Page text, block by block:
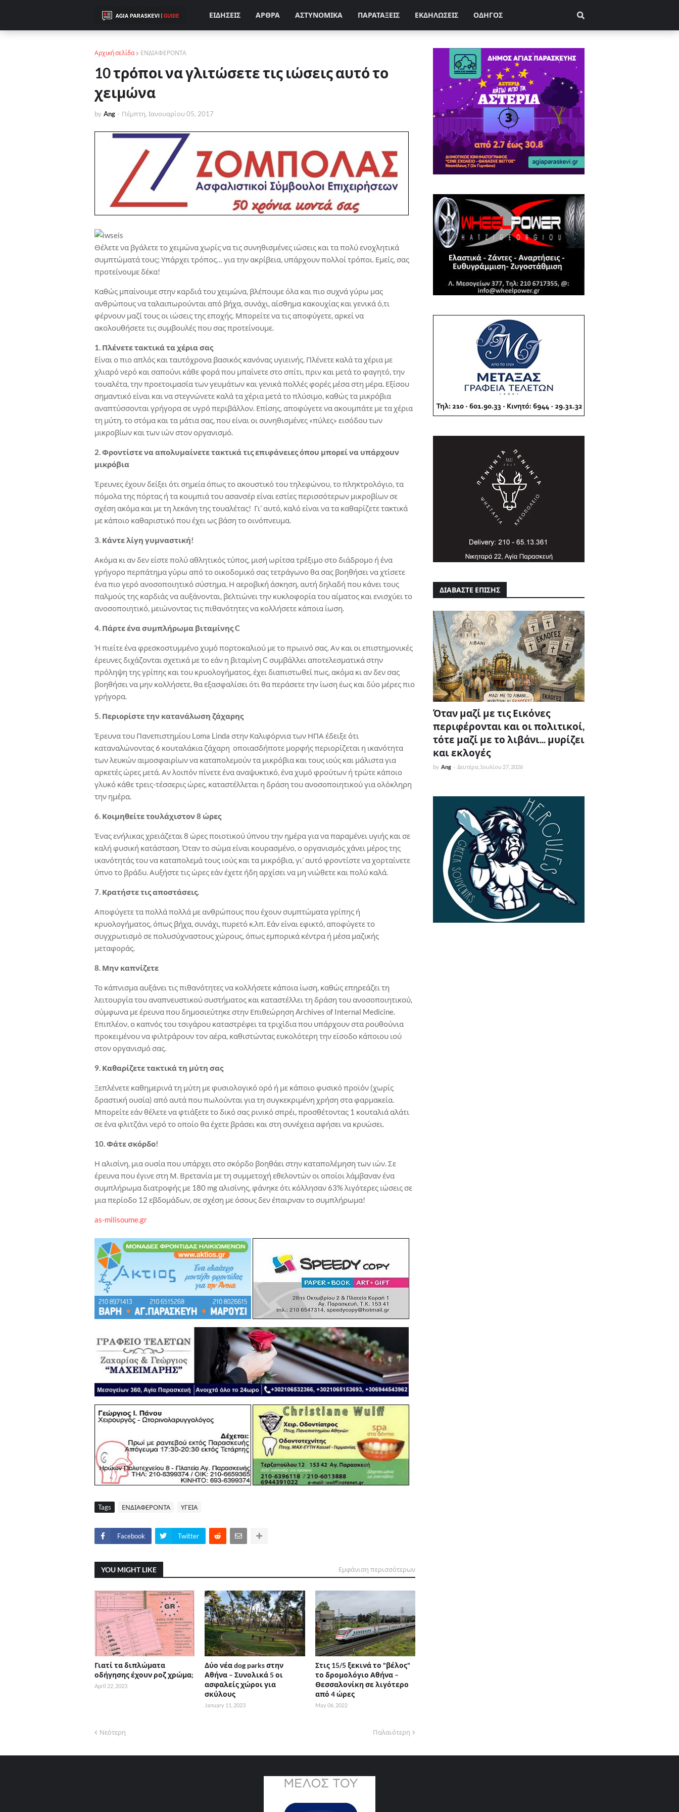
ΕΙΔΗΣΕΙΣ ΑΡΘΡΑ ΑΣΤΥΝΟΜΙΚΑ ΠΑΡΑΤΑΞΕΙΣ ΕΚΔΗΛΩΣΕΙΣ ΟΔΗΓΟΣ
Αρχική σελίδα ΕΝΔΙΑΦΕΡΟΝΤΑ
10 τρόποι να γλιτώσετε τις ιώσεις αυτό το
χειμώνα
by Ang - Πέμπτη, Ιανουαρίου 05, 2017
Θέλετε να βγάλετε το χειμώνα χωρίς να τις συνηθισμένες ιώσεις και τα πολύ ενοχλητικά
συμπτώματά τους; Υπάρχει τρόπος… για την ακρίβεια, υπάρχουν πολλοί τρόποι. Εμείς, σας
προτείνουμε δέκα!
Καθώς μπαίνουμε στην καρδιά του χειμώνα, βλέπουμε όλα και πιο συχνά γύρω μας
ανθρώπους να ταλαιπωρούνται από βήχα, συνάχι, αίσθημα κακουχίας και γενικά ό,τι
φέρνουν μαζί τους οι ιώσεις της εποχής. Μπορείτε να τις αποφύγετε, αρκεί να
ακολουθήσετε τις συμβουλές που σας προτείνουμε.
1. Πλένετε τακτικά τα χέρια σας
Είναι ο πιο απλός και ταυτόχρονα βασικός κανόνας υγιεινής. Πλένετε καλά τα χέρια με
χλιαρό νερό και σαπούνι κάθε φορά που μπαίνετε στο σπίτι, πριν και μετά το φαγητό, την
τουαλέτα, την προετοιμασία των γευμάτων και γενικά πολλές φορές μέσα στη μέρα. Εξίσου
σημαντικό είναι και να στεγνώνετε καλά τα χέρια μετά το πλύσιμο, καθώς τα μικρόβια
αναπτύσσονται γρήγορα σε υγρό περιβάλλον. Επίσης, αποφύγετε να ακουμπάτε με τα χέρια
τη μύτη, το στόμα και τα μάτια σας, που είναι οι συνηθισμένες «πύλες» εισόδου των
μικροβίων και των ιών στον οργανισμό.
2. Φροντίστε να απολυμαίνετε τακτικά τις επιφάνειες όπου μπορεί να υπάρχουν
μικρόβια
Έρευνες έχουν δείξει ότι σημεία όπως το ακουστικό του τηλεφώνου, το πληκτρολόγιο, τα
πόμολα της πόρτας ή τα κουμπιά του ασανσέρ είναι εστίες περισσότερων μικροβίων σε
σχέση ακόμα και με τη λεκάνη της τουαλέτας! Γι’ αυτό, καλό είναι να τα καθαρίζετε τακτικά
με κάποιο καθαριστικό που έχει ως βάση το οινόπνευμα.
3. Κάντε λίγη γυμναστική!
Ακόμα κι αν δεν είστε πολύ αθλητικός τύπος, μισή ωρίτσα τρέξιμο στο διάδρομο ή ένα
γρήγορο περπάτημα γύρω από το οικοδομικό σας τετράγωνο θα σας βοηθήσει να χτίσετε
ένα πιο γερό ανοσοποιητικό σύστημα. Η αεροβική άσκηση, αυτή δηλαδή που κάνει τους
παλμούς της καρδιάς να αυξάνονται, βελτιώνει την κυκλοφορία του αίματος και ενισχύει το
ανοσοποιητικό, μειώνοντας τις πιθανότητες να κολλήσετε κάποια ίωση.
4. Πάρτε ένα συμπλήρωμα βιταμίνης C
Ή πιείτε ένα φρεσκοστυμμένο χυμό πορτοκαλιού με το πρωινό σας. Αν και οι επιστημονικές
έρευνες διχάζονται σχετικά με το εάν η βιταμίνη C συμβάλλει αποτελεσματικά στην
πρόληψη της γρίπης και του κρυολογήματος, έχει διαπιστωθεί πως, ακόμα κι αν δεν σας
βοηθήσει να μην κολλήσετε, θα εξασφαλίσει ότι θα περάσετε την ίωση έως και δύο μέρες πιο
γρήγορα.
5. Περιορίστε την κατανάλωση ζάχαρης
Έρευνα του Πανεπιστημίου Loma Linda στην Καλιφόρνια των ΗΠΑ έδειξε ότι
καταναλώνοντας 6 κουταλάκια ζάχαρη οποιασδήποτε μορφής περιορίζεται η ικανότητα
των λευκών αιμοσφαιρίων να καταπολεμούν τα μικρόβια και τους ιούς και μάλιστα για
αρκετές ώρες μετά. Αν λοιπόν πίνετε ένα αναψυκτικό, ένα χυμό φρούτων ή τρώτε κάποιο
γλυκό κάθε τρεις-τέσσερις ώρες, καταστέλλεται η δράση του ανοσοποιητικού για ολόκληρη
την ημέρα.
6. Κοιμηθείτε τουλάχιστον 8 ώρες
Ένας ενήλικας χρειάζεται 8 ώρες ποιοτικού ύπνου την ημέρα για να παραμένει υγιής και σε
καλή φυσική κατάσταση. Όταν το σώμα είναι κουρασμένο, ο οργανισμός χάνει μέρος της
ικανότητάς του να καταπολεμά τους ιούς και τα μικρόβια, γι’ αυτό φροντίστε να χορταίνετε
ύπνο το βράδυ. Αυξήστε τις ώρες εάν έχετε ήδη αρχίσει να μη νιώθετε και πολύ καλά.
7. Κρατήστε τις αποστάσεις.
Αποφύγετε τα πολλά πολλά με ανθρώπους που έχουν συμπτώματα γρίπης ή
κρυολογήματος, όπως βήχα, συνάχι, πυρετό κ.λπ. Εάν είναι εφικτό, αποφύγετε το
συγχρωτισμό σε πολυσύχναστους χώρους, όπως εμπορικά κέντρα ή μέσα μαζικής
μεταφοράς.
8. Μην καπνίζετε
Το κάπνισμα αυξάνει τις πιθανότητες να κολλήσετε κάποια ίωση, καθώς επηρεάζει τη
λειτουργία του αναπνευστικού συστήματος και καταστέλλει τη δράση του ανοσοποιητικού,
σύμφωνα με έρευνα που δημοσιεύτηκε στην Επιθεώρηση Archives of Internal Medicine.
Επιπλέον, ο καπνός του τσιγάρου καταστρέφει τα τριχίδια που υπάρχουν στα ρουθούνια
προκειμένου να φιλτράρουν τον αέρα, καθιστώντας ευκολότερη την είσοδο κάποιου ιού
στον οργανισμό σας.
9. Καθαρίζετε τακτικά τη μύτη σας
Ξεπλένετε καθημερινά τη μύτη με φυσιολογικό ορό ή με κάποιο φυσικό προϊόν (χωρίς
δραστική ουσία) από αυτά που πωλούνται για τη συγκεκριμένη χρήση στα φαρμακεία.
Μπορείτε εάν θέλετε να φτιάξετε το δικό σας ρινικό σπρέι, προσθέτοντας 1 κουταλιά αλάτι
σε ένα φλιτζάνι νερό το οποίο θα έχετε βράσει και στη συνέχεια αφήσει να κρυώσει.
10. Φάτε σκόρδο!
Η αλισίνη, μια ουσία που υπάρχει στο σκόρδο βοηθάει στην καταπολέμηση των ιών. Σε
έρευνα που έγινε στη Μ. Βρετανία με τη συμμετοχή εθελοντών οι οποίοι λάμβαναν ένα
συμπλήρωμα διατροφής με 180 mg αλισίνης, φάνηκε ότι κόλλησαν 63% λιγότερες ιώσεις σε
μια περίοδο 12 εβδομάδων, σε σχέση με όσους δεν έπαιρναν το συμπλήρωμα!
as-milisoume.gr
Tags ΕΝΔΙΑΦΕΡΟΝΤΑ ΥΓΕΙΑ
Facebook Twitter
YOU MIGHT LIKE Εμφάνιση περισσότερων
Γιατί τα διπλώματα
οδήγησης έχουν ροζ χρώμα;
April 22, 2023
Δύο νέα dog parks στην
Αθήνα – Συνολικά 5 οι
ασφαλείς χώροι για
σκύλους
January 11, 2023
Στις 15/5 ξεκινά το "βέλος"
το δρομολόγιο Αθήνα –
Θεσσαλονίκη σε λιγότερο
από 4 ώρες
May 06, 2022
Νεότερη Παλαιότερη
ΔΙΑΒΑΣΤΕ ΕΠΙΣΗΣ
Όταν μαζί με τις Εικόνες
περιφέρονται και οι πολιτικοί,
τότε μαζί με το λιβάνι... μυρίζει
και εκλογές
by Ang - Δευτέρα, Ιουλίου 27, 2026